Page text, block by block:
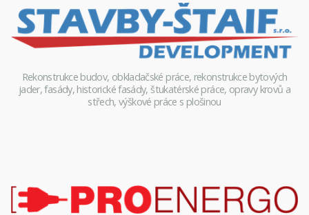
Rekonstrukce budov, obkladačské práce, rekonstrukce bytových
jader, fasády, historické fasády, štukatérské práce, opravy krovů a
střech, výškové práce s plošinou